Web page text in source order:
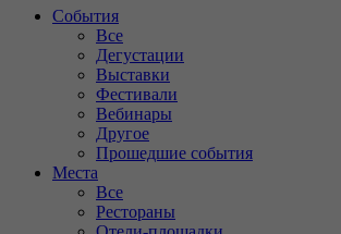
События
Все
Дегустации
Выставки
Фестивали
Вебинары
Другое
Прошедшие события
Места
Все
Рестораны